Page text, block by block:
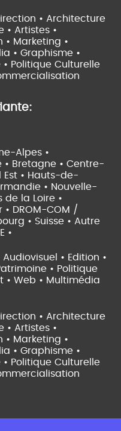
• Architecture
• Artistes •
• Marketing •
• Graphisme •
Politique Culturelle
Alpes •
• Bretagne • Centre-
• Hauts-de-
• Nouvelle-
de la Loire •
• DROM-COM /
• Suisse • Autre
•
Audiovisuel • Edition •
• Politique
• Web • Multimédia
• Architecture
• Artistes •
• Marketing •
• Graphisme •
Politique Culturelle